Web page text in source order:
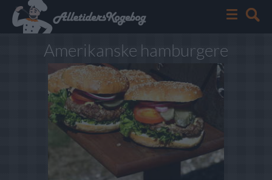
Amerikanske hamburgere